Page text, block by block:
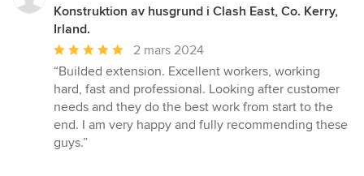
Konstruktion av husgrund i Clash East, Co. Kerry,
Irland.
Genomsnittligt
omdöme:
5
av
5
stjärnor
2 mars 2024
“Builded extension. Excellent workers, working
hard, fast and professional. Looking after customer
needs and they do the best work from start to the
end. I am very happy and fully recommending these
guys.”